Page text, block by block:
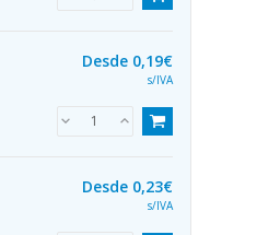
Desde 0,19€
s/IVA
Desde 0,23€
s/IVA